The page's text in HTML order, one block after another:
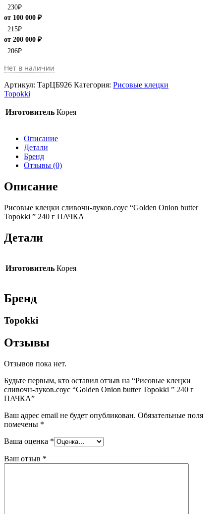
230₽
от 100 000 ₽
215₽
от 200 000 ₽
206₽
Нет в наличии
Артикул: ТарЦБ926 Категория: Рисовые клецки
Topokki
Изготовитель Корея
Описание
Детали
Бренд
Отзывы (0)
Описание
Рисовые клецки сливочн-луков.соус “Golden Onion butter
Topokki ” 240 г ПАЧКА
Детали
Изготовитель Корея
Бренд
Topokki
Отзывы
Отзывов пока нет.
Будьте первым, кто оставил отзыв на “Рисовые клецки
сливочн-луков.соус “Golden Onion butter Topokki ” 240 г
ПАЧКА”
Ваш адрес email не будет опубликован. Обязательные поля
помечены *
Ваша оценка *
Ваш отзыв *